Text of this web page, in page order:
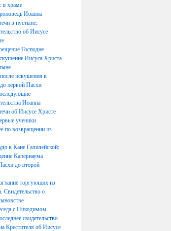
в храме
Иоанна
в пустыне;
об Иисусе
Господне
Иисуса Христа
искушения в
первой Пасхи
Иоанна
об Иисусе Христе
ученики
по возвращении из
в Кане Галилейской;
Капернаума
до второй
торгующих из
Свидетельство о
с Никодимом
свидетельство
Крестителя об Иисусе